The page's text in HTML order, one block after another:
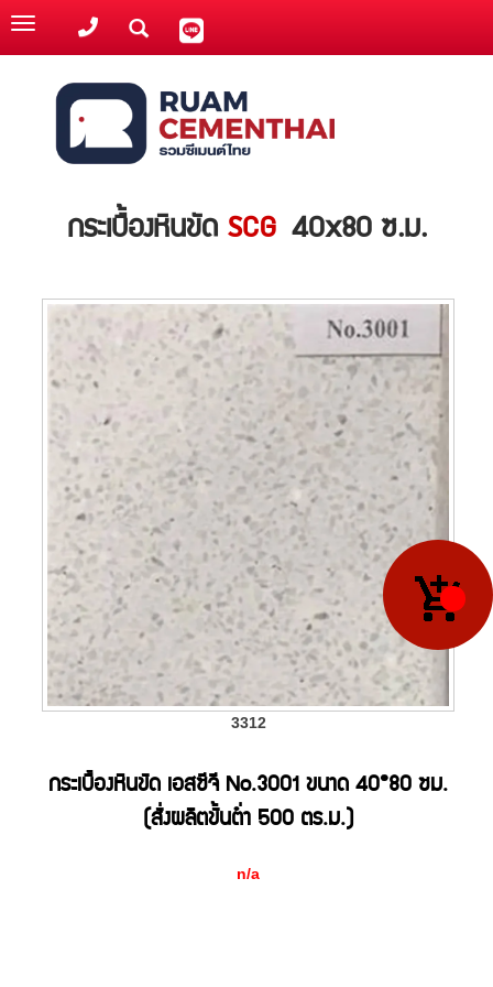
Toggle
navigation
กระเบื้องหินขัด SCG40x80 ซ.ม.
3312
กระเบื้องหินขัด เอสซีจี No.3001 ขนาด 40*80 ซม.
(สั่งผลิตขั้นต่ำ 500 ตร.ม.)
n/a